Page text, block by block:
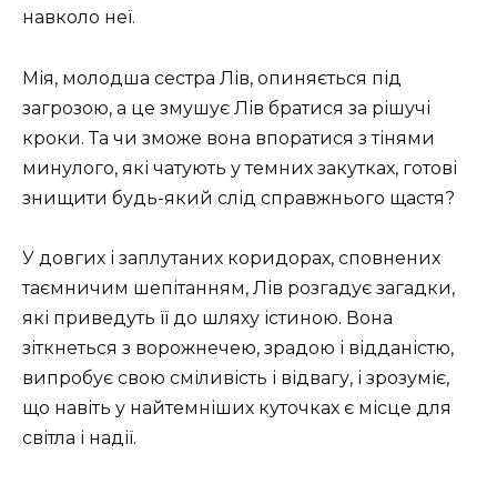
навколо неї.
Мія, молодша сестра Лів, опиняється під
загрозою, а це змушує Лів братися за рішучі
кроки. Та чи зможе вона впоратися з тінями
минулого, які чатують у темних закутках, готові
знищити будь-який слід справжнього щастя?
У довгих і заплутаних коридорах, сповнених
таємничим шепітанням, Лів розгадує загадки,
які приведуть її до шляху істиною. Вона
зіткнеться з ворожнечею, зрадою і відданістю,
випробує свою сміливість і відвагу, і зрозуміє,
що навіть у найтемніших куточках є місце для
світла і надії.